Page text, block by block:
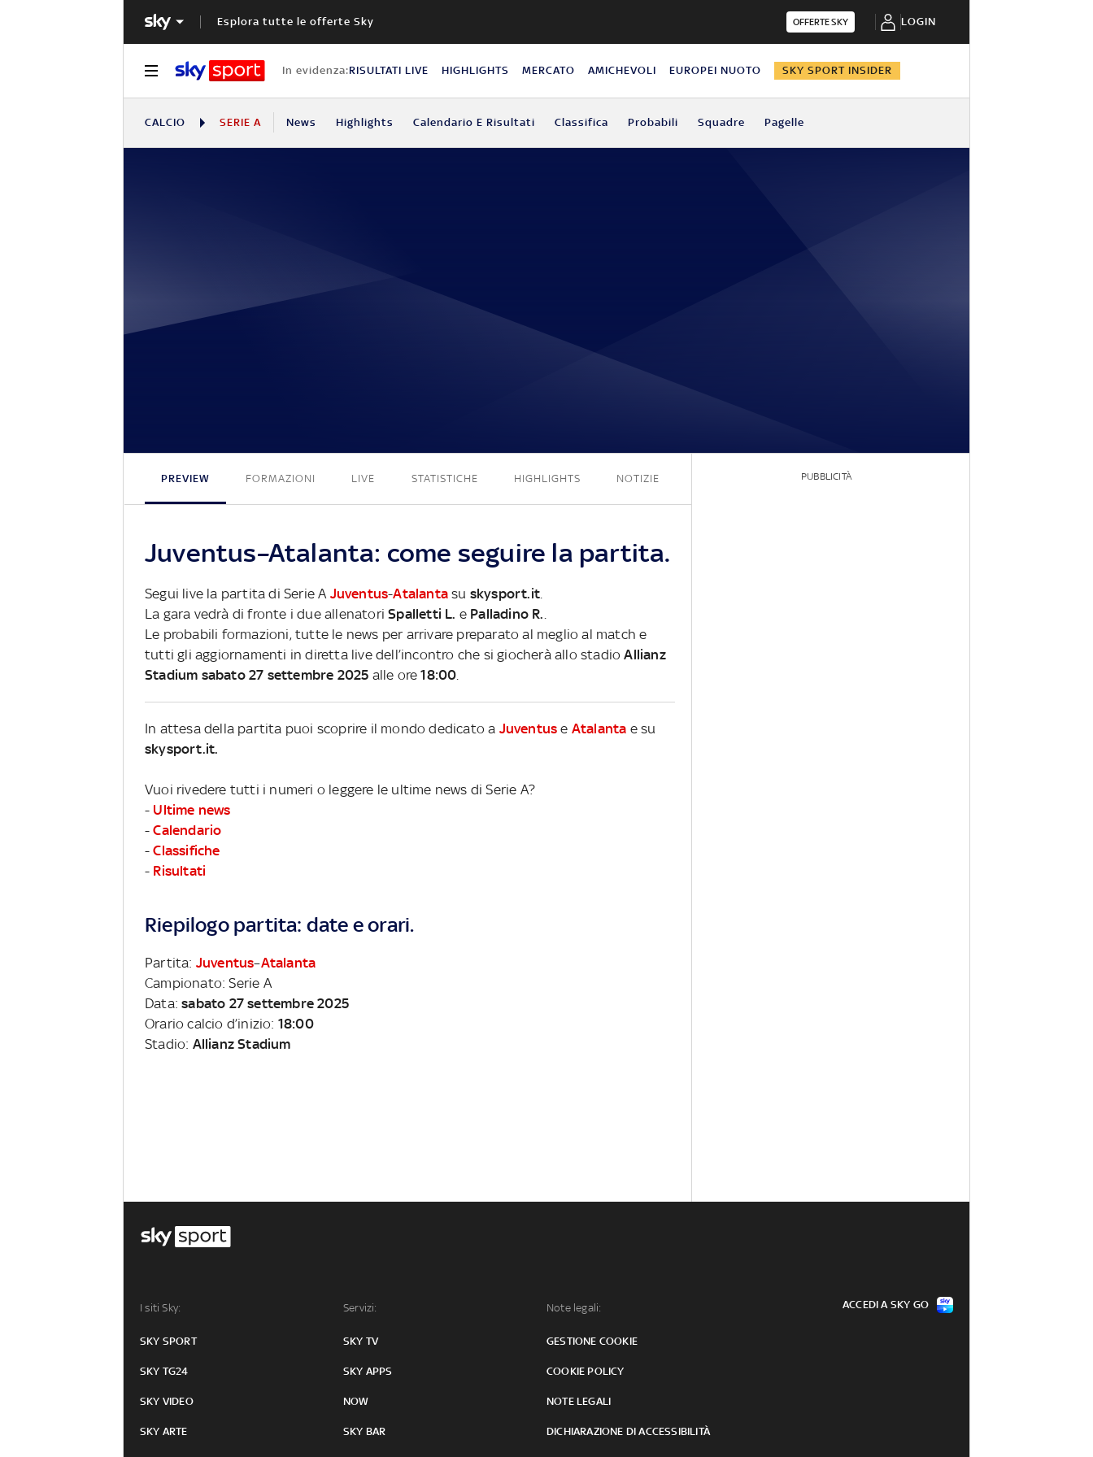
Esplora tutte le offerte Sky OFFERTE SKY LOGIN
In evidenza:RISULTATI LIVE HIGHLIGHTS MERCATO AMICHEVOLI EUROPEI NUOTO SKY SPORT INSIDER
CALCIO SERIE A News Highlights Calendario E Risultati Classifica Probabili Squadre Pagelle
PREVIEW FORMAZIONI LIVE STATISTICHE HIGHLIGHTS NOTIZIE
Juventus–Atalanta: come seguire la partita.
Segui live la partita di Serie A Juventus-Atalanta su skysport.it
La gara vedrà di fronte i due allenatoriSpalletti L. e Palladino R.
Le probabili formazioni, tutte le news per arrivare preparato al meglio al match e
tutti gli aggiornamenti in diretta live dell’incontro che si giocherà allo stadioAllianz
Stadium sabato 27 settembre 2025 alle ore18:00
In attesa della partita puoi scoprire il mondo dedicato a Juventus e Atalanta e su
skysport.it.
Vuoi rivedere tutti i numeri o leggere le ultime news di Serie A?
- Ultime news
-Calendario
-Classifiche
- Risultati
Riepilogo partita: date e orari.
Partita: Juventus–Atalanta
Campionato: Serie A
Data:sabato 27 settembre 2025
Orario calcio d’inizio: 18:00
Stadio: Allianz Stadium
PUBBLICITÀ
I siti Sky:
SKY SPORT
SKY TG24
SKY VIDEO
SKY ARTE
Servizi:
SKY TV
SKY APPS
NOW
SKY BAR
Note legali:
GESTIONE COOKIE
COOKIE POLICY
NOTE LEGALI
DICHIARAZIONE DI ACCESSIBILITÀ
ACCEDI A SKY GO